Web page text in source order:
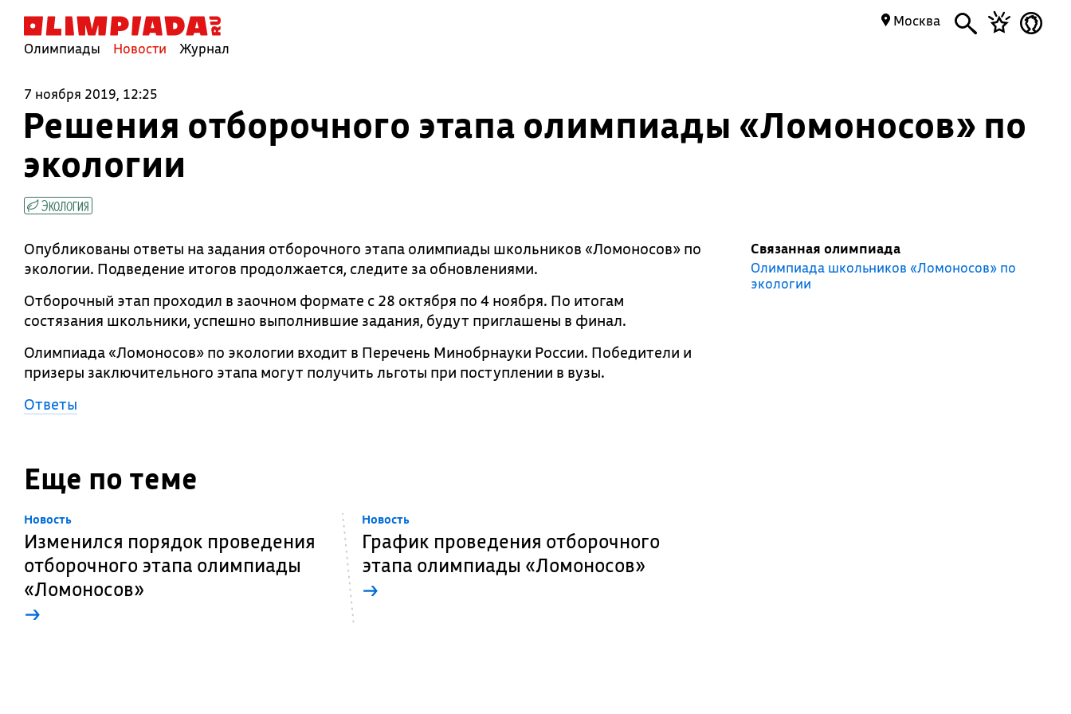
Олимпиады Новости Журнал
Москва
7 ноября 2019, 12:25
Решения отборочного этапа олимпиады «Ломоносов» по
экологии
Экология
Опубликованы ответы на задания отборочного этапа олимпиады школьников «Ломоносов» по
экологии. Подведение итогов продолжается, следите за обновлениями.
Отборочный этап проходил в заочном формате с 28 октября по 4 ноября. По итогам
состязания школьники, успешно выполнившие задания, будут приглашены в финал.
Олимпиада «Ломоносов» по экологии входит в Перечень Минобрнауки России. Победители и
призеры заключительного этапа могут получить льготы при поступлении в вузы.
Ответы
Связанная олимпиада
Олимпиада школьников «Ломоносов» по
экологии
Еще по теме
Новость
Изменился порядок проведения
отборочного этапа олимпиады
«Ломоносов»
→
Новость
График проведения отборочного
этапа олимпиады «Ломоносов»
→